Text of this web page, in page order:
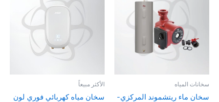
سخانات المياه
سخان ماء ريتشموند المركزي-
الأكثر مبيعاً
سخان مياه كهربائي فوري لون